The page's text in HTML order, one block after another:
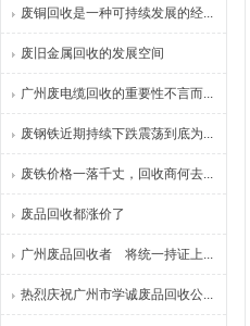
废铜回收是一种可持续发展的经...
废旧金属回收的发展空间
广州废电缆回收的重要性不言而...
废钢铁近期持续下跌震荡到底为...
废铁价格一落千丈，回收商何去...
废品回收都涨价了
广州废品回收者 将统一持证上...
热烈庆祝广州市学诚废品回收公...